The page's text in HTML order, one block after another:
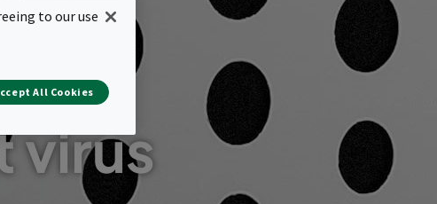
virus
to our use
All Cookies